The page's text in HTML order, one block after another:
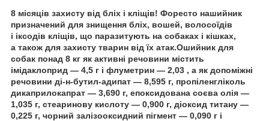
8 місяців захисту від бліх і кліщів! Форесто нашийник
призначений для знищення бліх, вошей, волосоїдів
і іксодів кліщів, що паразитують на собаках і кішках,
а також для захисту тварин від їх атак.Ошийник для
собак понад 8 кг як активні речовини містить
імідаклоприд — 4,5 г і флуметрин — 2,03 , а як допоміжні
речовини ді-н-бутил-адипат — 8,595 г, пропіленгліколь
дикаприлокапрат — 3,690 г, епоксидована соєва олія —
1,035 г, стеаринову кислоту — 0,900 г, діоксид титану —
0,225 г, чорний залізооксидний пігмент — 0,090 г і